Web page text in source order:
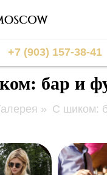
+7 (903) 157-38-41
бар и
» С шиком: